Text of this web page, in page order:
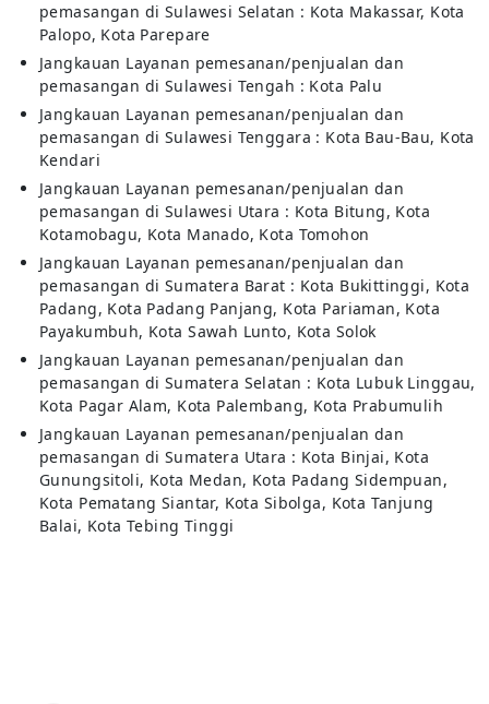
pemasangan di Sulawesi Selatan : Kota Makassar, Kota
Palopo, Kota Parepare
Jangkauan Layanan pemesanan/penjualan dan
pemasangan di Sulawesi Tengah : Kota Palu
Jangkauan Layanan pemesanan/penjualan dan
pemasangan di Sulawesi Tenggara : Kota Bau-Bau, Kota
Kendari
Jangkauan Layanan pemesanan/penjualan dan
pemasangan di Sulawesi Utara : Kota Bitung, Kota
Kotamobagu, Kota Manado, Kota Tomohon
Jangkauan Layanan pemesanan/penjualan dan
pemasangan di Sumatera Barat : Kota Bukittinggi, Kota
Padang, Kota Padang Panjang, Kota Pariaman, Kota
Payakumbuh, Kota Sawah Lunto, Kota Solok
Jangkauan Layanan pemesanan/penjualan dan
pemasangan di Sumatera Selatan : Kota Lubuk Linggau,
Kota Pagar Alam, Kota Palembang, Kota Prabumulih
Jangkauan Layanan pemesanan/penjualan dan
pemasangan di Sumatera Utara : Kota Binjai, Kota
Gunungsitoli, Kota Medan, Kota Padang Sidempuan,
Kota Pematang Siantar, Kota Sibolga, Kota Tanjung
Balai, Kota Tebing Tinggi